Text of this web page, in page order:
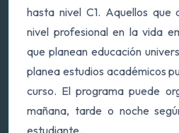
hasta nivel C1. Aquellos que
nivel profesional en la vida
que planean educación
planea estudios académicos
curso. El programa puede
mañana, tarde o noche
estudiante.